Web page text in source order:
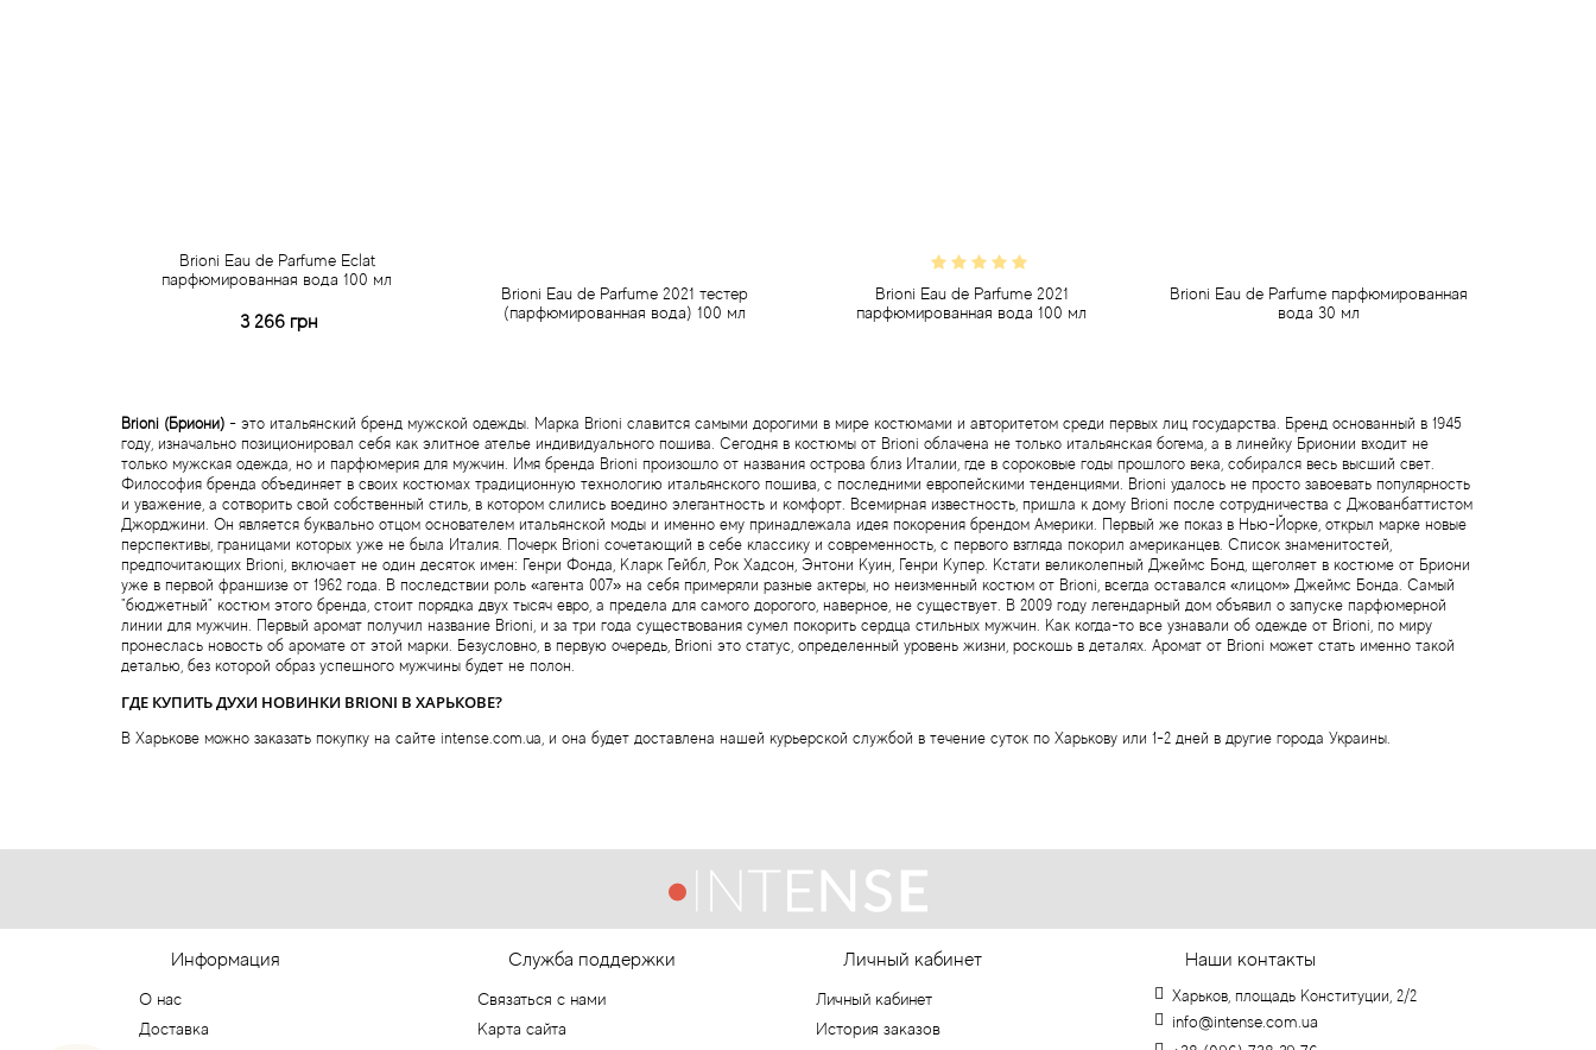
Brioni Eau de Parfume Eclat
парфюмированная вода 100 мл
3 266 грн
Brioni Eau de Parfume 2021 тестер
(парфюмированная вода) 100 мл
Brioni Eau de Parfume 2021
парфюмированная вода 100 мл
Brioni Eau de Parfume парфюмированная
вода 30 мл
Brioni (Бриони) - это итальянский бренд мужской одежды. Марка Brioni славится самыми дорогими в мире костюмами и авторитетом среди первых лиц государства. Бренд основанный в 1945
году, изначально позиционировал себя как элитное ателье индивидуального пошива. Сегодня в костюмы от Brioni облачена не только итальянская богема, а в линейку Брионии входит не
только мужская одежда, но и парфюмерия для мужчин. Имя бренда Brioni произошло от названия острова близ Италии, где в сороковые годы прошлого века, собирался весь высший свет.
Философия бренда объединяет в своих костюмах традиционную технологию итальянского пошива, с последними европейскими тенденциями. Brioni удалось не просто завоевать популярность
и уважение, а сотворить свой собственный стиль, в котором слились воедино элегантность и комфорт. Всемирная известность, пришла к дому Brioni после сотрудничества с Джованбаттистом
Джорджини. Он является буквально отцом основателем итальянской моды и именно ему принадлежала идея покорения брендом Америки. Первый же показ в Нью-Йорке, открыл марке новые
перспективы, границами которых уже не была Италия. Почерк Brioni сочетающий в себе классику и современность, с первого взгляда покорил американцев. Список знаменитостей,
предпочитающих Brioni, включает не один десяток имен: Генри Фонда, Кларк Гейбл, Рок Хадсон, Энтони Куин, Генри Купер. Кстати великолепный Джеймс Бонд, щеголяет в костюме от Бриони
уже в первой франшизе от 1962 года. В последствии роль «агента 007» на себя примеряли разные актеры, но неизменный костюм от Brioni, всегда оставался «лицом» Джеймс Бонда. Самый
"бюджетный" костюм этого бренда, стоит порядка двух тысяч евро, а предела для самого дорогого, наверное, не существует. В 2009 году легендарный дом объявил о запуске парфюмерной
линии для мужчин. Первый аромат получил название Brioni, и за три года существования сумел покорить сердца стильных мужчин. Как когда-то все узнавали об одежде от Brioni, по миру
пронеслась новость об аромате от этой марки. Безусловно, в первую очередь, Brioni это статус, определенный уровень жизни, роскошь в деталях. Аромат от Brioni может стать именно такой
деталью, без которой образ успешного мужчины будет не полон.
ГДЕ КУПИТЬ ДУХИ НОВИНКИ BRIONI В ХАРЬКОВЕ?
В Харькове можно заказать покупку на сайте intense.com.ua, и она будет доставлена нашей курьерской службой в течение суток по Харькову или 1-2 дней в другие города Украины.
Информация
О нас
Доставка
Служба поддержки
Связаться с нами
Карта сайта
Личный кабинет
Личный кабинет
История заказов
Наши контакты
Харьков, площадь Конституции, 2/2
info@intense.com.ua